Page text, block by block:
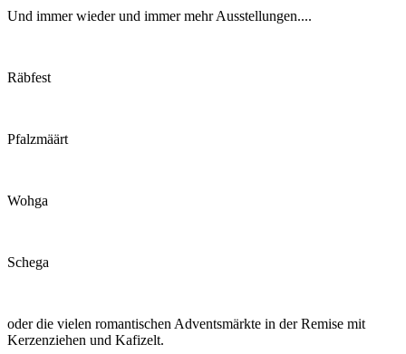
Und immer wieder und immer mehr Ausstellungen....
Räbfest
Pfalzmäärt
Wohga
Schega
oder die vielen romantischen Adventsmärkte in der Remise mit
Kerzenziehen und Kafizelt.